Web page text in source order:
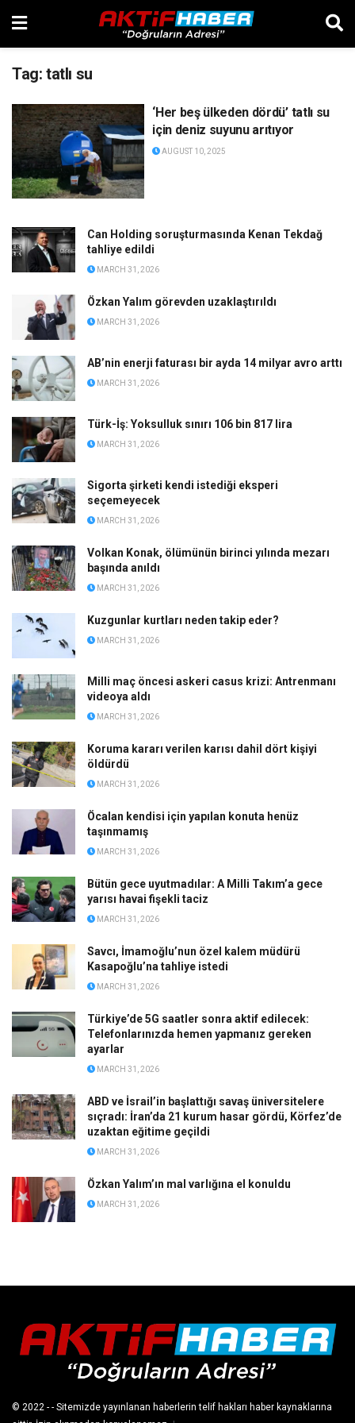
Tag: tatlı su
‘Her beş ülkeden dördü’ tatlı su
için deniz suyunu arıtıyor
AUGUST 10, 2025
Can Holding soruşturmasında Kenan Tekdağ
tahliye edildi
MARCH 31, 2026
Özkan Yalım görevden uzaklaştırıldı
MARCH 31, 2026
AB’nin enerji faturası bir ayda 14 milyar avro arttı
MARCH 31, 2026
Türk-İş: Yoksulluk sınırı 106 bin 817 lira
MARCH 31, 2026
Sigorta şirketi kendi istediği eksperi
seçemeyecek
MARCH 31, 2026
Volkan Konak, ölümünün birinci yılında mezarı
başında anıldı
MARCH 31, 2026
Kuzgunlar kurtları neden takip eder?
MARCH 31, 2026
Milli maç öncesi askeri casus krizi: Antrenmanı
videoya aldı
MARCH 31, 2026
Koruma kararı verilen karısı dahil dört kişiyi
öldürdü
MARCH 31, 2026
Öcalan kendisi için yapılan konuta henüz
taşınmamış
MARCH 31, 2026
Bütün gece uyutmadılar: A Milli Takım’a gece
yarısı havai fişekli taciz
MARCH 31, 2026
Savcı, İmamoğlu’nun özel kalem müdürü
Kasapoğlu’na tahliye istedi
MARCH 31, 2026
Türkiye’de 5G saatler sonra aktif edilecek:
Telefonlarınızda hemen yapmanız gereken
ayarlar
MARCH 31, 2026
ABD ve İsrail’in başlattığı savaş üniversitelere
sıçradı: İran’da 21 kurum hasar gördü, Körfez’de
uzaktan eğitime geçildi
MARCH 31, 2026
Özkan Yalım’ın mal varlığına el konuldu
MARCH 31, 2026
© 2022 - - Sitemizde yayınlanan haberlerin telif hakları haber kaynaklarına